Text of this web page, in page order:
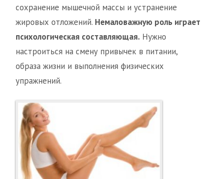
сохранение мышечной массы и устранение
жировых отложений. Немаловажную роль играет
психологическая составляющая. Нужно
настроиться на смену привычек в питании,
образа жизни и выполнения физических
упражнений.